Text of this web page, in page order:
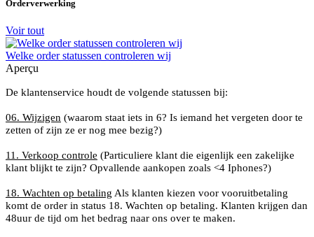
Orderverwerking
Voir tout
Welke order statussen controleren wij
Aperçu
De klantenservice houdt de volgende statussen bij:
06. Wijzigen (waarom staat iets in 6? Is iemand het vergeten door te
zetten of zijn ze er nog mee bezig?)
11. Verkoop controle (Particuliere klant die eigenlijk een zakelijke
klant blijkt te zijn? Opvallende aankopen zoals <4 Iphones?)
18. Wachten op betaling Als klanten kiezen voor vooruitbetaling
komt de order in status 18. Wachten op betaling. Klanten krijgen dan
48uur de tijd om het bedrag naar ons over te maken.